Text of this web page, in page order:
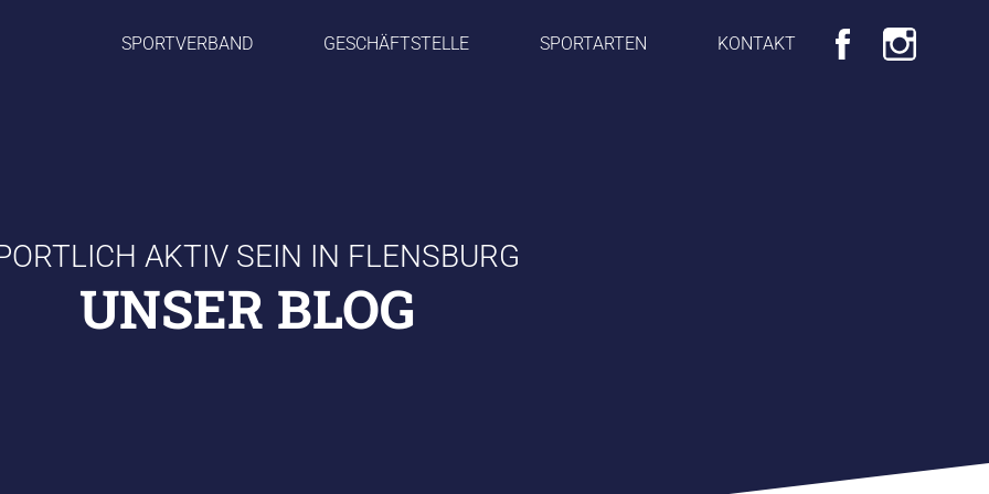
SPORTVERBAND GESCHÄFTSTELLE SPORTARTEN KONTAKT
AKTIV SEIN IN FLENSBURG
UNSER BLOG